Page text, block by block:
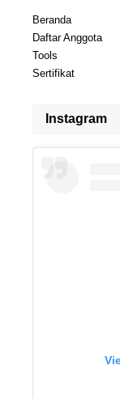
Beranda
Daftar Anggota
Tools
Sertifikat
Instagram